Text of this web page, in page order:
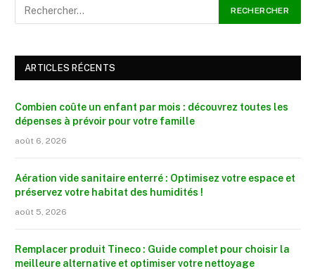
ARTICLES RÉCENTS
Combien coûte un enfant par mois : découvrez toutes les
dépenses à prévoir pour votre famille
août 6, 2026
Aération vide sanitaire enterré : Optimisez votre espace et
préservez votre habitat des humidités !
août 5, 2026
Remplacer produit Tineco : Guide complet pour choisir la
meilleure alternative et optimiser votre nettoyage